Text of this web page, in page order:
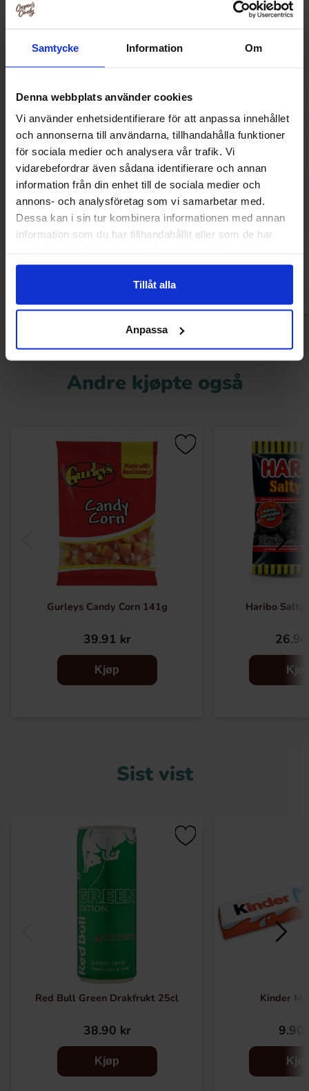
Samtycke Information Om
Denna webbplats använder cookies
Vi använder enhetsidentifierare för att anpassa innehållet
och annonserna till användarna, tillhandahålla funktioner
för sociala medier och analysera vår trafik. Vi
vidarebefordrar även sådana identifierare och annan
information från din enhet till de sociala medier och
annons- och analysföretag som vi samarbetar med.
Dessa kan i sin tur kombinera informationen med annan
information som du har tillhandahållit eller som de har
Tillåt alla
Anpassa
Bebeto Peach Rings 80g
18.89 kr
Kjøp
Bebeto Super
Andre kjøpte også
Gurleys Candy Corn 141g
39.91 kr
Kjøp
Haribo Salty
Sist vist
Red Bull Green Drakfrukt 25cl
38.90 kr
Kjøp
Kinder
9.90